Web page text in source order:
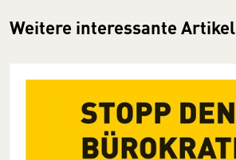
Weitere interessante Artikel